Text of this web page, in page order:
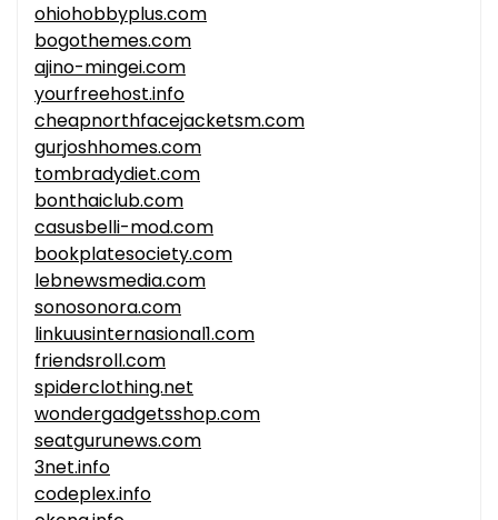
ohiohobbyplus.com
bogothemes.com
ajino-mingei.com
yourfreehost.info
cheapnorthfacejacketsm.com
gurjoshhomes.com
tombradydiet.com
bonthaiclub.com
casusbelli-mod.com
bookplatesociety.com
lebnewsmedia.com
sonosonora.com
linkuusinternasional1.com
friendsroll.com
spiderclothing.net
wondergadgetsshop.com
seatgurunews.com
3net.info
codeplex.info